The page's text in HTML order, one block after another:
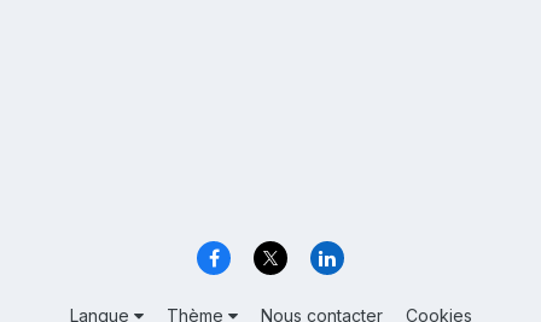
Langue Thème Nous contacter Cookies